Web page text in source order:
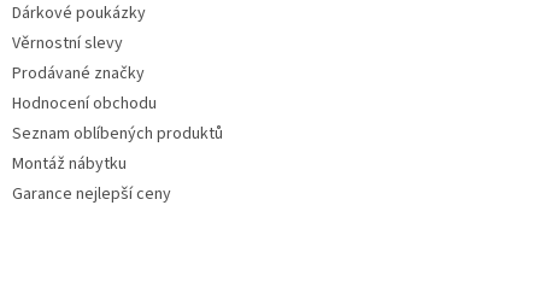
Dárkové poukázky
Věrnostní slevy
Prodávané značky
Hodnocení obchodu
Seznam oblíbených produktů
Montáž nábytku
Garance nejlepší ceny